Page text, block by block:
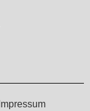
Impressum